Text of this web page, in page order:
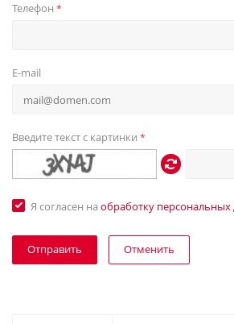
Телефон *
E-mail
Введите текст с картинки *
Я согласен на обработку
Отменить